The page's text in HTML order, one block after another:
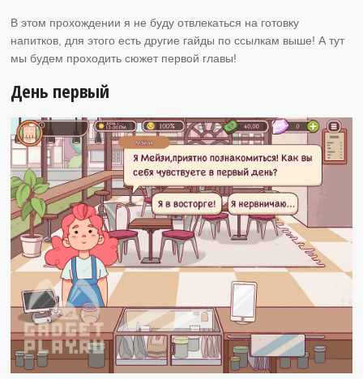
В этом прохождении я не буду отвлекаться на готовку
напитков, для этого есть другие гайды по ссылкам выше! А тут
мы будем проходить сюжет первой главы!
День первый